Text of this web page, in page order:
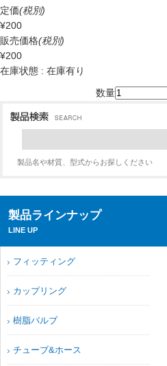
定価(税別)
¥200
販売価格(税別)
¥200
在庫状態 : 在庫有り
数量
製品名や材質、型式からお探しください
製品ラインナップ
LINE UP
フィッティング
カップリング
樹脂バルブ
チューブ&ホース